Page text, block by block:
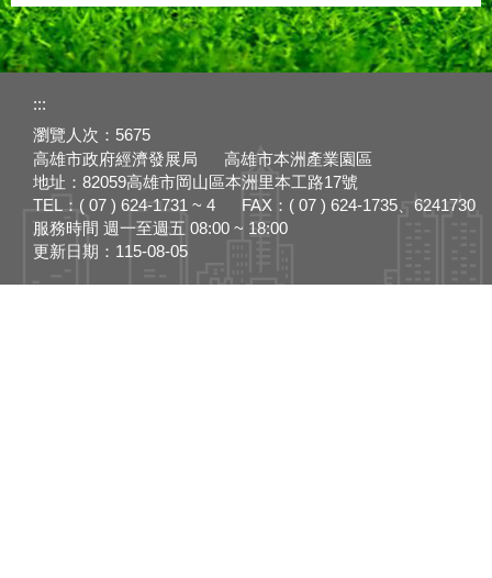
:::
瀏覽人次： 5675
高雄市政府經濟發展局 高雄市本洲產業園區
地址：82059高雄市岡山區本洲里本工路17號
TEL：( 07 ) 624-1731 ~ 4 FAX：( 07 ) 624-1735、6241730
服務時間 週一至週五 08:00 ~ 18:00
更新日期： 115-08-05